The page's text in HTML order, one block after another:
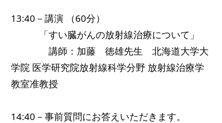
13:40－講演 （60分）
「すい臓がんの放射線治療について」
講師：加藤　徳雄先生　北海道大学大
学院 医学研究院放射線科学分野 放射線治療学
教室准教授
14:40－事前質問にお答えいただきます。